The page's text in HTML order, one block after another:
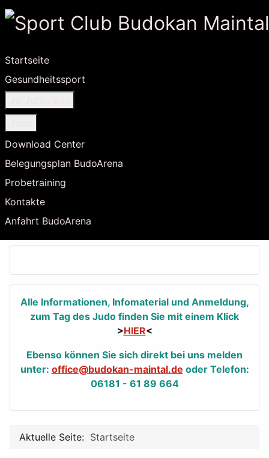
Startseite
Gesundheitssport
Download Center
Belegungsplan BudoArena
Probetraining
Kontakte
Anfahrt BudoArena
Alle Informationen, Infomaterial und Anmeldung,
zum Tag des Judo finden Sie mit einem Klick
>HIER<
Ebenso können Sie sich direkt bei uns melden
unter: office@budokan-maintal.de oder Telefon:
06181 - 61 89 664
Aktuelle Seite: Startseite